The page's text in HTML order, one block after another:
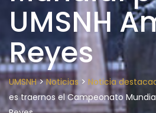
UMSNH
Reyes
UMSNH>Noticias > Noticia
es traernos el Campeonato